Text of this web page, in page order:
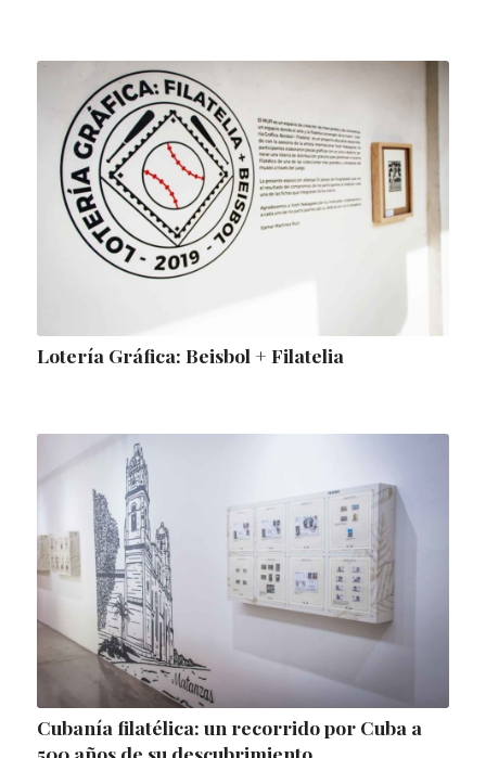
Lotería Gráfica: Beisbol + Filatelia
Cubanía filatélica: un recorrido por Cuba a